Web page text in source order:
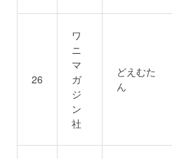
26
ワ
ニ
マ
ガ
ジ
ン
社
どえむた
ん